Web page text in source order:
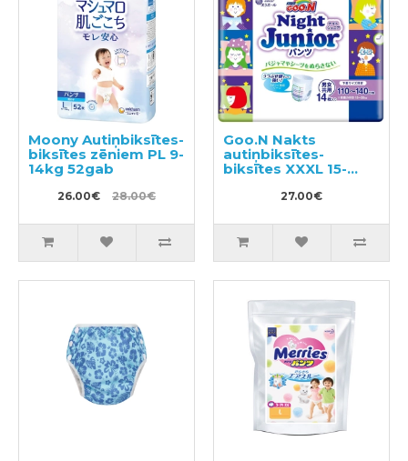
Moony Autiņbiksītes-
biksītes zēniem PL 9-
14kg 52gab
26.00€ 28.00€
Goo.N Nakts
autiņbiksītes-
biksītes XXXL 15-
27.00€